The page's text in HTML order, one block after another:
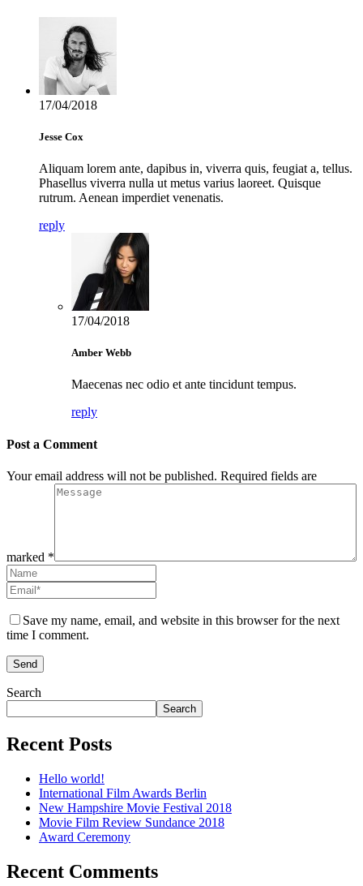
17/04/2018
Jesse Cox
Aliquam lorem ante, dapibus in, viverra quis, feugiat a, tellus.
Phasellus viverra nulla ut metus varius laoreet. Quisque
rutrum. Aenean imperdiet venenatis.
reply
17/04/2018
Amber Webb
Maecenas nec odio et ante tincidunt tempus.
reply
Post a Comment
Your email address will not be published. Required fields are
marked *
Save my name, email, and website in this browser for the next
time I comment.
Search
Search
Recent Posts
Hello world!
International Film Awards Berlin
New Hampshire Movie Festival 2018
Movie Film Review Sundance 2018
Award Ceremony
Recent Comments